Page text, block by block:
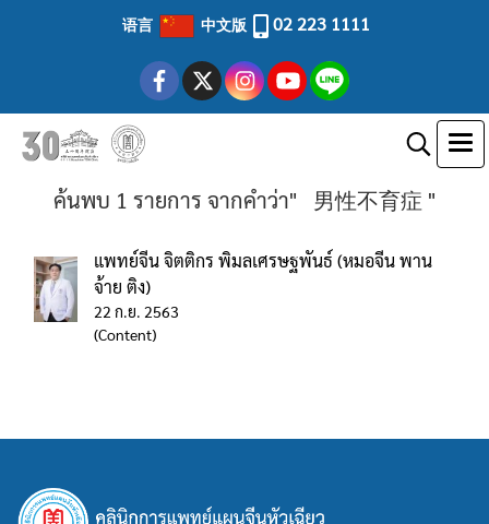
语言 中文版 02 223 1111
ค้นพบ 1 รายการ จากคำว่า" 男性不育症 "
แพทย์จีน จิตติกร พิมลเศรษฐพันธ์ (หมอจีน พาน
จ้าย ติง)
22 ก.ย. 2563
(Content)